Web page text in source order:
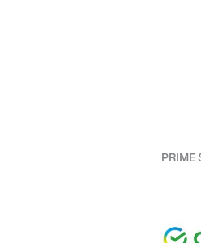
PRIME